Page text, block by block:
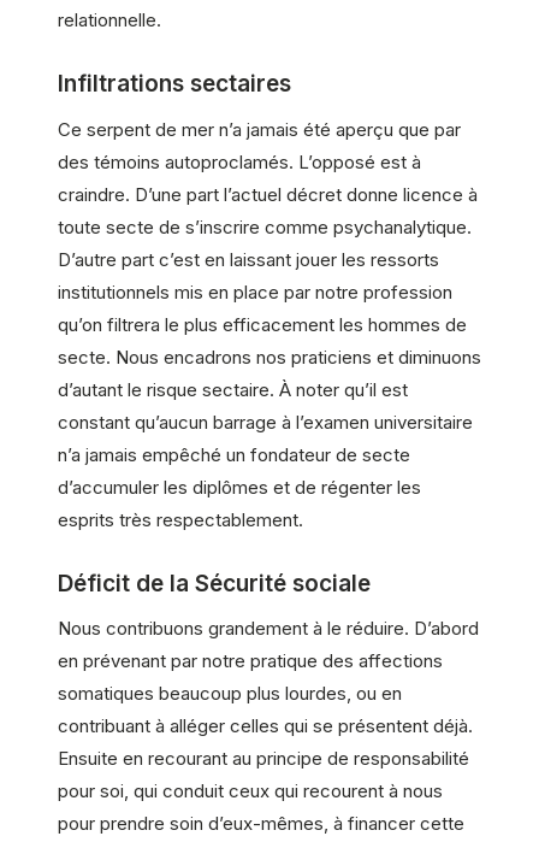
relationnelle.
Infiltrations sectaires
Ce serpent de mer n’a jamais été aperçu que par
des témoins autoproclamés. L’opposé est à
craindre. D’une part l’actuel décret donne licence à
toute secte de s’inscrire comme psychanalytique.
D’autre part c’est en laissant jouer les ressorts
institutionnels mis en place par notre profession
qu’on filtrera le plus efficacement les hommes de
secte. Nous encadrons nos praticiens et diminuons
d’autant le risque sectaire. À noter qu’il est
constant qu’aucun barrage à l’examen universitaire
n’a jamais empêché un fondateur de secte
d’accumuler les diplômes et de régenter les
esprits très respectablement.
Déficit de la Sécurité sociale
Nous contribuons grandement à le réduire. D’abord
en prévenant par notre pratique des affections
somatiques beaucoup plus lourdes, ou en
contribuant à alléger celles qui se présentent déjà.
Ensuite en recourant au principe de responsabilité
pour soi, qui conduit ceux qui recourent à nous
pour prendre soin d’eux-mêmes, à financer cette